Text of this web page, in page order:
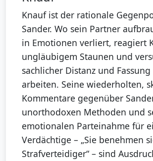
Knauf ist der rationale
Sander. Wo sein Partner
in Emotionen verliert, reagiert
ungläubigem Staunen und
sachlicher Distanz und Fassung
arbeiten. Seine wiederholten,
Kommentare gegenüber
unorthodoxen Methoden und
emotionalen Parteinahme für
Verdächtige – „Sie benehmen
Strafverteidiger“ – sind